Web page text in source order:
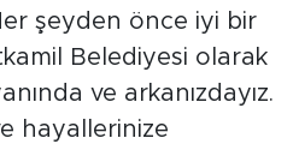
şeyden önce iyi bir
Belediyesi olarak
ve arkanızdayız.
hayallerinize